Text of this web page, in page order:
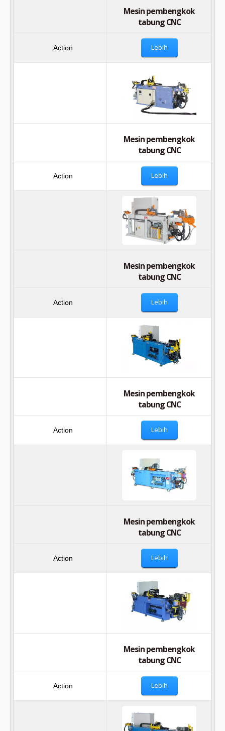
Mesin pembengkok
tabung CNC
Lebih
Mesin pembengkok
tabung CNC
Lebih
Mesin pembengkok
tabung CNC
Lebih
Mesin pembengkok
tabung CNC
Lebih
Mesin pembengkok
tabung CNC
Lebih
Mesin pembengkok
tabung CNC
Lebih